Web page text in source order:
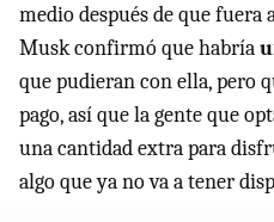
medio después de que fuera
Musk confirmó que habría
que pudieran con ella, pero
pago, así que la gente que
una cantidad extra para
algo que ya no va a tener